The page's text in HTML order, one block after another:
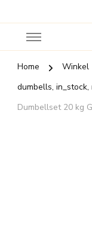
Home
Winkel
dumbells,
Dumbellset 20 kg